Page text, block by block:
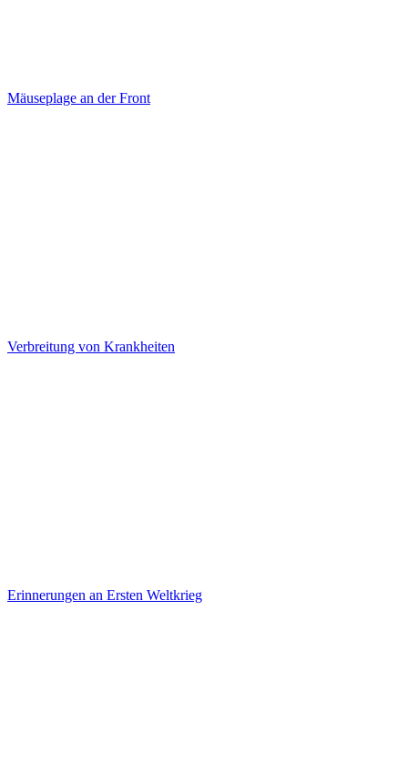
Mäuseplage an der Front
Verbreitung von Krankheiten
Erinnerungen an Ersten Weltkrieg